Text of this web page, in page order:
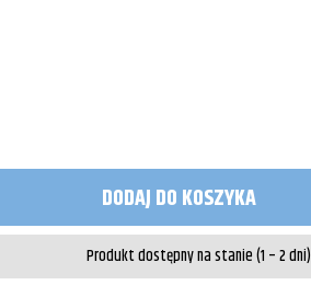
DODAJ DO KOSZYKA
Produkt dostępny na stanie (1 – 2 dni)